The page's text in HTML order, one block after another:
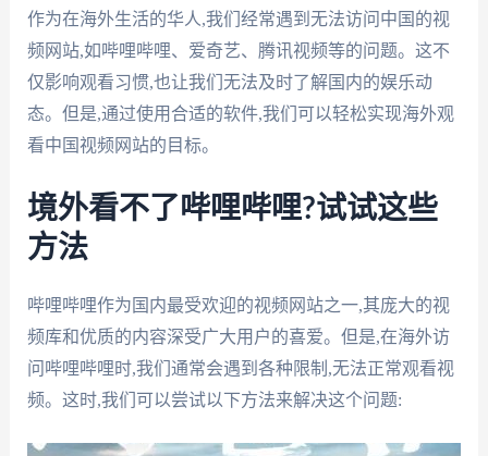
作为在海外生活的华人,我们经常遇到无法访问中国的视
频网站,如哔哩哔哩、爱奇艺、腾讯视频等的问题。这不
仅影响观看习惯,也让我们无法及时了解国内的娱乐动
态。但是,通过使用合适的软件,我们可以轻松实现海外观
看中国视频网站的目标。
境外看不了哔哩哔哩?试试这些
方法
哔哩哔哩作为国内最受欢迎的视频网站之一,其庞大的视
频库和优质的内容深受广大用户的喜爱。但是,在海外访
问哔哩哔哩时,我们通常会遇到各种限制,无法正常观看视
频。这时,我们可以尝试以下方法来解决这个问题: